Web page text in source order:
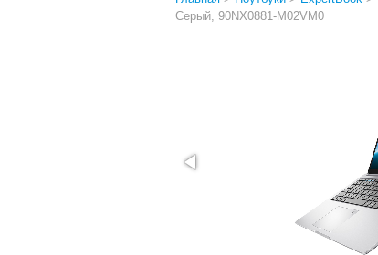
Серый, 90NX0881-M02VM0